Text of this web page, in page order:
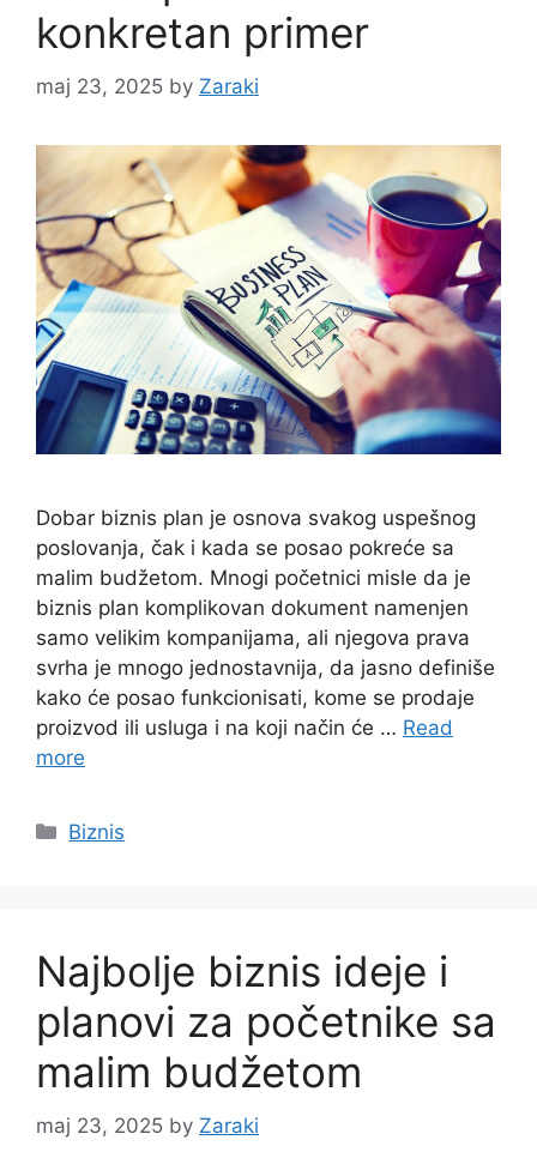
konkretan primer
maj 23, 2025 by Zaraki
Dobar biznis plan je osnova svakog uspešnog
poslovanja, čak i kada se posao pokreće sa
malim budžetom. Mnogi početnici misle da je
biznis plan komplikovan dokument namenjen
samo velikim kompanijama, ali njegova prava
svrha je mnogo jednostavnija, da jasno definiše
kako će posao funkcionisati, kome se prodaje
proizvod ili usluga i na koji način će … Read
more
Categories
Biznis
Najbolje biznis ideje i
planovi za početnike sa
malim budžetom
maj 23, 2025 by Zaraki